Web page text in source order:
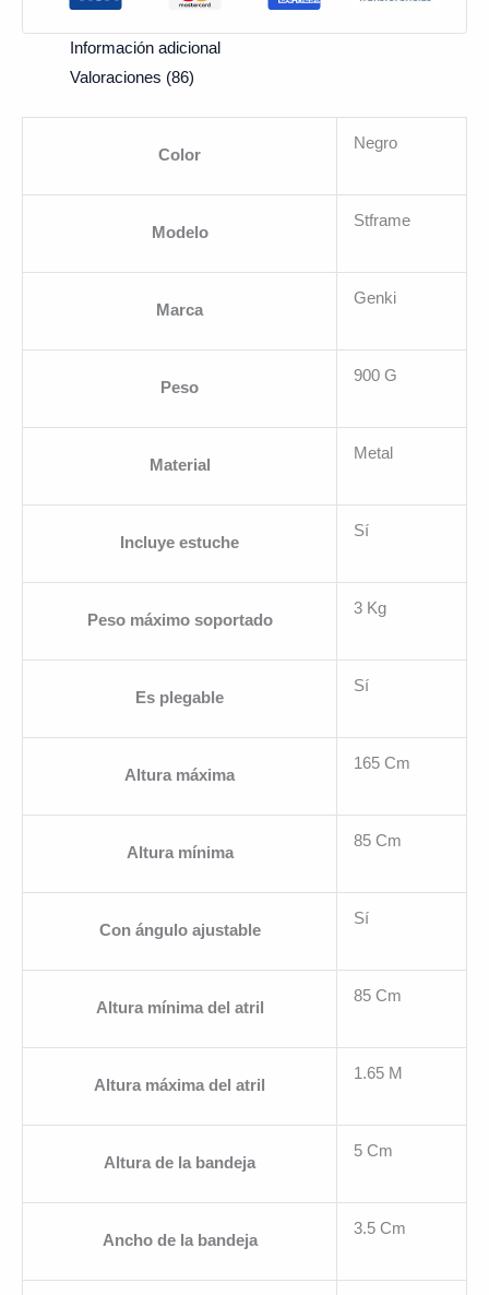
Información adicional
Valoraciones (86)
Color
Negro
Modelo
Stframe
Marca
Genki
Peso
900 G
Material
Metal
Incluye estuche
Sí
Peso máximo soportado
3 Kg
Es plegable
Sí
Altura máxima
165 Cm
Altura mínima
85 Cm
Con ángulo ajustable
Sí
Altura mínima del atril
85 Cm
Altura máxima del atril
1.65 M
Altura de la bandeja
5 Cm
Ancho de la bandeja
3.5 Cm